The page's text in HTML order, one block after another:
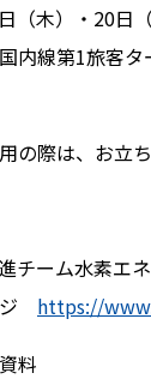
（木）・20
内線第1旅客
の際は、お立
チーム水素エ
https://
料